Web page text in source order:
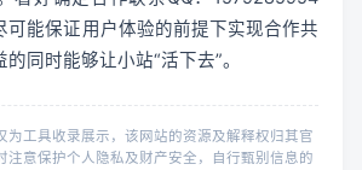
可能保证用户体验的前提下实现合作共
同时能够让小站“活下去”。
为工具收录展示，该网站的资源及解释权归其官
注意保护个人隐私及财产安全，自行甄别信息的